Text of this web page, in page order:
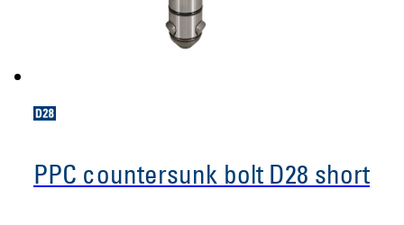
PPC countersunk bolt D28 short